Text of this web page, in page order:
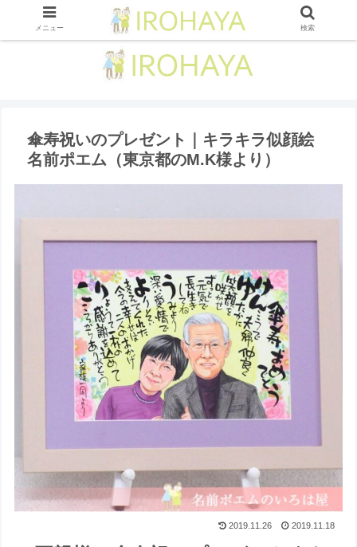
傘寿祝いのプレゼント｜キラキラ似顔絵
名前ポエム（東京都のM.K様より ）
2019.11.26 2019.11.18
メニュー 検索